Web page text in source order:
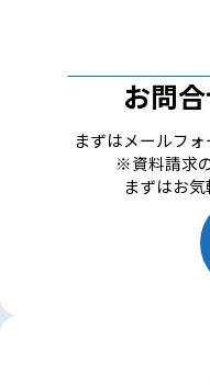
お問
まずはメールフ
※資料請求
まずはお気